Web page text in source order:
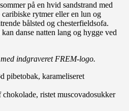
på en hvid sandstrand med
rytmer eller en lun og
bålsted og chesterfieldsofa.
danse natten lang og hygge ved
indgraveret FREM-logo.
pibetobak, karameliseret
ristet muscovadosukker